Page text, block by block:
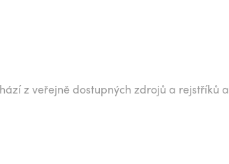
z veřejně dostupných zdrojů a rejstříků